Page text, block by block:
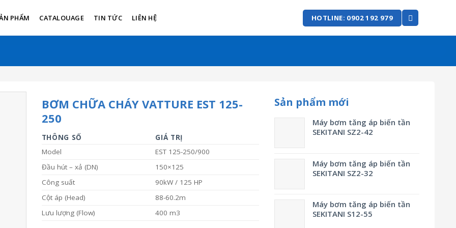
PHẨM CATALOUAGE TIN TỨC LIÊN HỆ HOTLINE: 0902 192 979
Sản phẩm mới
Máy bơm tăng áp biến tần
SEKITANI SZ2-42
Máy bơm tăng áp biến tần
SEKITANI SZ2-32
Máy bơm tăng áp biến tần
SEKITANI S12-55
BƠM CHỮA CHÁY VATTURE EST 125-
250
THÔNG SỐ
GIÁ TRỊ
Model
EST 125-250/900
Đầu hút – xả (DN)
150×125
Công suất
90kW / 125 HP
Cột áp (Head)
88-60.2m
Lưu lượng (Flow)
400 m3